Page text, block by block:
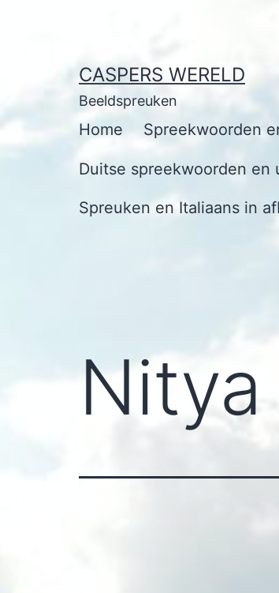
CASPERS WERELD
Beeldspreuken
Home Spreekwoorden
Duitse spreekwoorden en
Spreuken en Italiaans in
Nitya